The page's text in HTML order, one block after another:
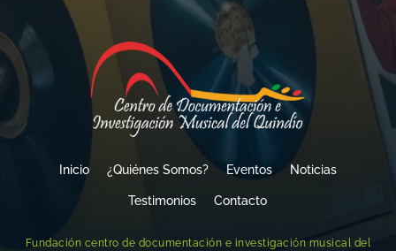
Inicio ¿Quiénes Somos? Eventos Noticias
Testimonios Contacto
Fundación centro de documentación e investigación musical del